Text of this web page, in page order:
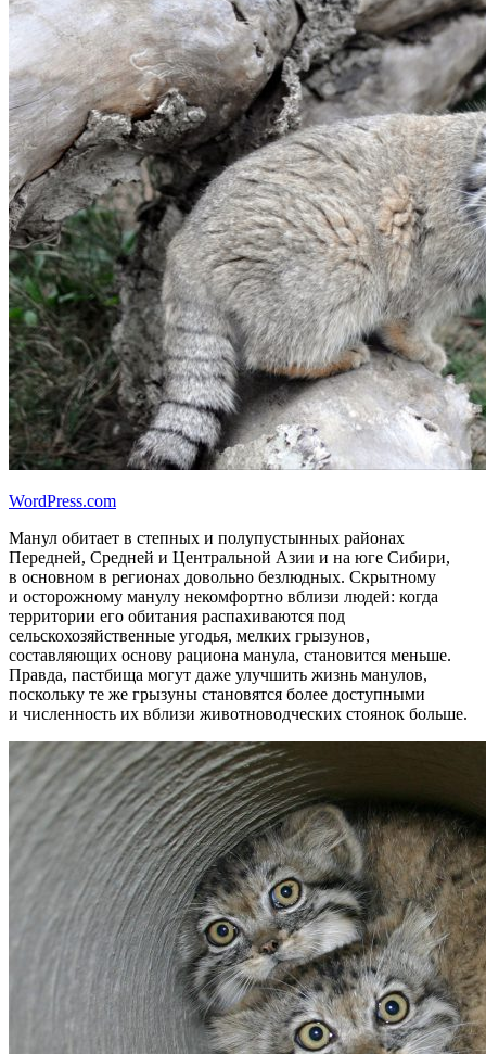
WordPress.com
Манул обитает в степных и полупустынных районах
Передней, Средней и Центральной Азии и на юге Сибири,
в основном в регионах довольно безлюдных. Скрытному
и осторожному манулу некомфортно вблизи людей: когда
территории его обитания распахиваются под
сельскохозяйственные угодья, мелких грызунов,
составляющих основу рациона манула, становится меньше.
Правда, пастбища могут даже улучшить жизнь манулов,
поскольку те же грызуны становятся более доступными
и численность их вблизи животноводческих стоянок больше.